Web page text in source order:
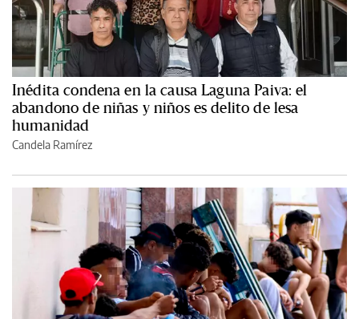
Inédita condena en la causa Laguna Paiva: el
abandono de niñas y niños es delito de lesa
humanidad
Candela Ramírez